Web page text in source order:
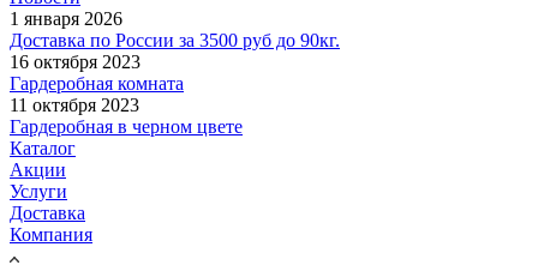
1 января 2026
Доставка по России за 3500 руб до 90кг.
16 октября 2023
Гардеробная комната
11 октября 2023
Гардеробная в черном цвете
Каталог
Акции
Услуги
Доставка
Компания